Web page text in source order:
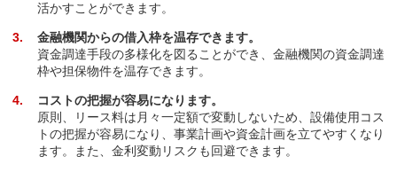
活かすことができます。
3
金融機関からの借入枠を温存できます。
資金調達手段の多様化を図ることができ、金融機関の資金調達
枠や担保物件を温存できます。
4
コストの把握が容易になります。
原則、リース料は月々一定額で変動しないため、設備使用コス
トの把握が容易になり、事業計画や資金計画を立てやすくなり
ます。また、金利変動リスクも回避できます。